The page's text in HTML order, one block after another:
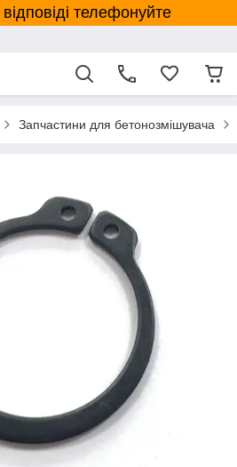
телефонуйте
Запчастини для бетонозмішувача